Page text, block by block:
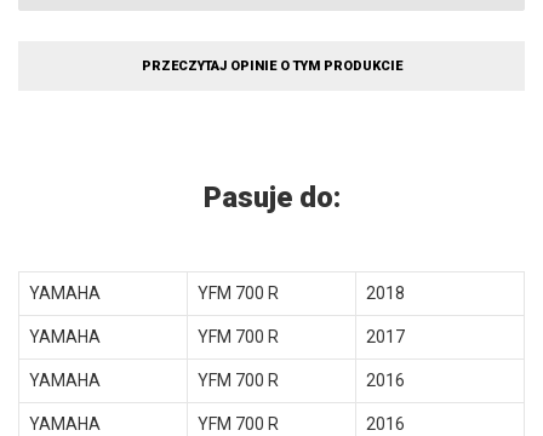
PRZECZYTAJ OPINIE O TYM PRODUKCIE
Pasuje do:
YAMAHA YFM 700 R 2018
YAMAHA YFM 700 R 2017
YAMAHA YFM 700 R 2016
YAMAHA YFM 700 R 2016